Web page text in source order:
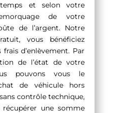
et selon votre
de votre
de l’argent. Notre
vous bénéficiez
d’enlèvement. Par
de l’état de votre
pouvons vous le
de véhicule hors
contrôle technique,
une somme